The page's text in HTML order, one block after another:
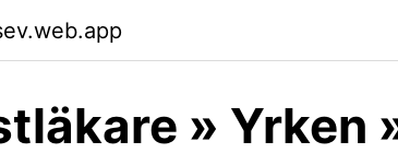
» Yrken